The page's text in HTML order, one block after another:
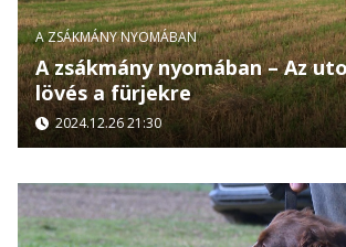
A ZSÁKMÁNY NYOMÁBAN
A zsákmány nyomában – Az
lövés a fürjekre
2024.12.26 21:30